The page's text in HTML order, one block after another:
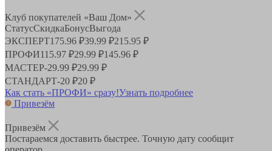
Клуб покупателей «Ваш Дом»
СтатусСкидкаБонусВыгода
ЭКСПЕРТ175.96 ₽39.99 ₽215.95 ₽
ПРОФИ115.97 ₽29.99 ₽145.96 ₽
МАСТЕР-29.99 ₽29.99 ₽
СТАНДАРТ-20 ₽20 ₽
Как стать «ПРОФИ» сразу!Узнать подробнее
Привезём
Привезём
Постараемся доставить быстрее. Точную дату сообщит